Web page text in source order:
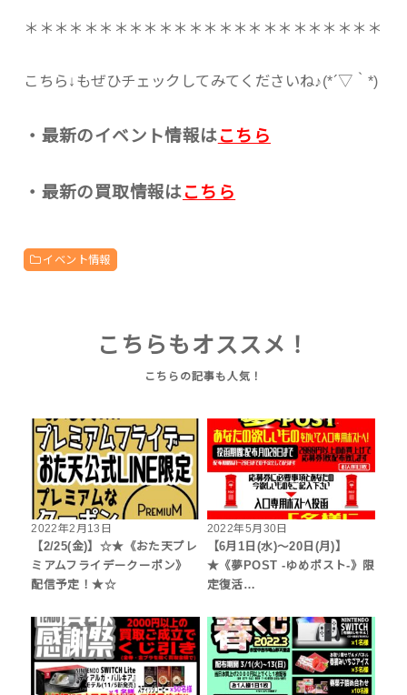
＊＊＊＊＊＊＊＊＊＊＊＊＊＊＊＊＊＊＊＊＊＊＊＊
こちら↓もぜひチェックしてみてくださいね♪(*´▽｀*)
・最新のイベント情報はこちら
・最新の買取情報はこちら
イベント情報
こちらもオススメ！
2022年2月13日
【2/25(金)】☆★《おた天プレ
ミアムフライデークーポン》
配信予定！★☆
2022年5月30日
【6月1日(水)～20日(月)】
★《夢POST -ゆめポスト-》限
定復活…